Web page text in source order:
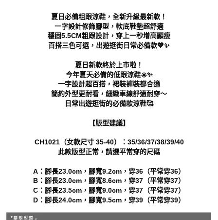
１．透過由恩沛科技股份有限公司提供之「AFTEE先享後付」服務完成之交
易，需依本服務之必要範圍內提供個人資料，並將交易相關給付款項請求債
權轉讓予恩沛科技股份有限公司。
２．關於個人資料處理事宜，請瀏覽以下網址：
https://aftee.tw/terms/#terms3
３．未成年的使用者請事先徵得法定代理人或監護人之同意方可使用
「AFTEE先享後付」，若未經同意申辦者引起之損失，本公司不負相關責
４．使用「AFTEE先享後付」時，將依據個別帳號之用戶狀況，依本公司即
恩沛科技股份有限公司將有權停止該用戶之使用額度並採取法律行動。
每筆NT$90，滿NT$999(含以上)免運費
夏日必備粗跟涼鞋，全新升級最新款！
一字設計修飾腳型，軟底鞋墊超舒適
穩固5.5CM粗跟設計，穿上一秒增高顯瘦
百搭三色可選，出遊逛街日常必備款💖✨
夏日新款終於上市啦！
今年夏天必備的低跟涼鞋☀️✨
一字設計超百搭，裙裝褲裝都合適
簡約外型更耐看，細緻車線舒適耐穿～
日常出遊逛街的必備款涼鞋🥰
【版型建議】
CH1021（女款尺寸 35-40）：35/36/37/38/39/40
此款版型正常，請選平常穿的尺碼
A：腳長23.0cm，腳寬9.2cm，穿36（平常穿36）
B：腳長23.0cm，腳寬8.6cm，穿37（平常穿37）
C：腳長23.5cm，腳寬9.0cm，穿37（平常穿37）
D：腳長24.0cm，腳寬9.5cm，穿39（平常穿39）